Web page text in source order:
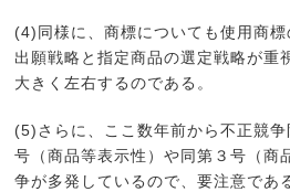
(4)同様に、商標についても使用商
出願戦略と指定商品の選定戦略が重
大きく左右するのである。
(5)さらに、ここ数年前から不正競争
号（商品等表示性）や同第３号（商
争が多発しているので、要注意であ